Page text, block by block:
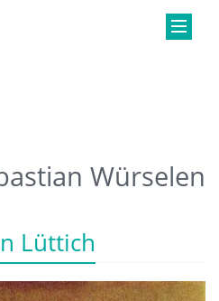
Würselen
Lüttich